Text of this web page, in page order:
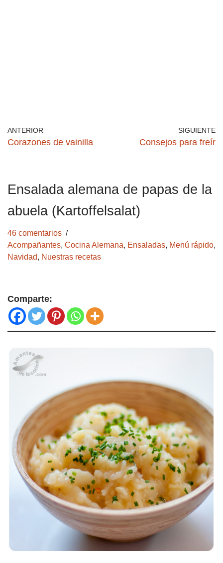
ANTERIOR
Corazones de vainilla
SIGUIENTE
Consejos para freír
Ensalada alemana de papas de la
abuela (Kartoffelsalat)
46 comentarios
Acompañantes, Cocina Alemana, Ensaladas, Menú rápido,
Navidad, Nuestras recetas
Comparte: